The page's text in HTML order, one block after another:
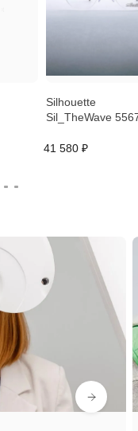
Silhouette
Sil_TheWave
41 580 ₽